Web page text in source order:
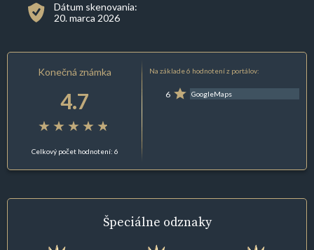
Dátum skenovania:
20. marca 2026
Konečná známka
4.7
Celkový počet hodnotení: 6
Na základe 6 hodnotení z portálov:
6 GoogleMaps
Špeciálne odznaky